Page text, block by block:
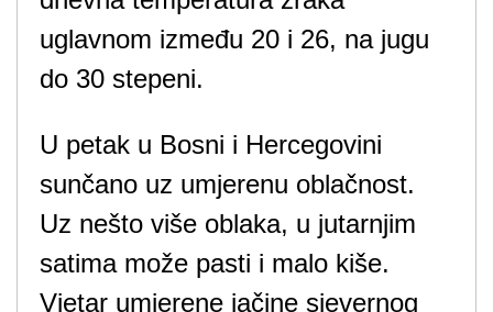
uglavnom između 20 i 26, na jugu
do 30 stepeni.
U petak u Bosni i Hercegovini
sunčano uz umjerenu oblačnost.
Uz nešto više oblaka, u jutarnjim
satima može pasti i malo kiše.
Vjetar umjerene jačine sjevernog